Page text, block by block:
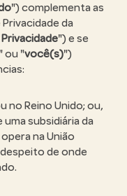
") complementa as
da
") e se
" ou "você(s)")
no Reino Unido; ou,
subsidiária da
na União
de onde